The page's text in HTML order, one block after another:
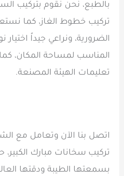
بالطبع، نحن نقوم بتركيب
تركيب خطوط الغاز، كما
الضرورية، ونراعي جيداً اختيار
المناسب لمساحة المكان،
تعليمات الهيئة المصنعة.
اتصل بنا الآن وتعامل مع
تركيب سخانات مبارك
بسمعتها الطيبة ودقتها